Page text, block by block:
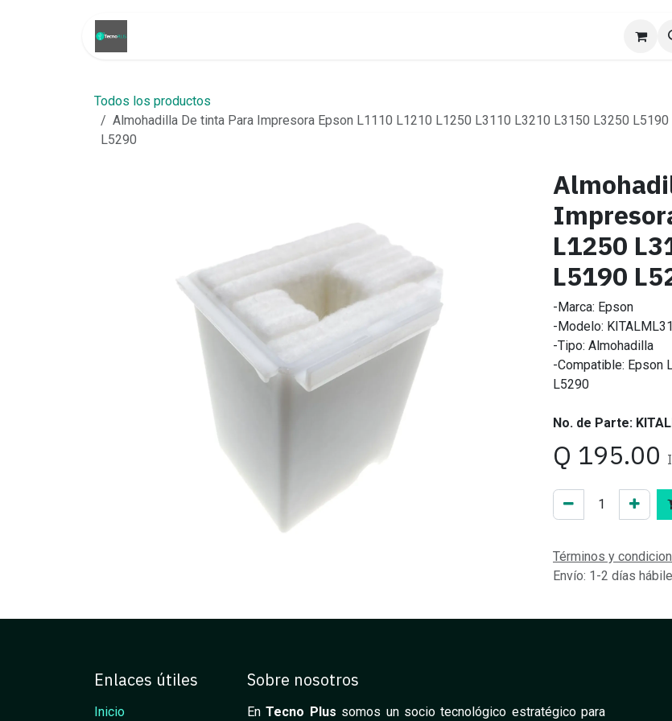
Todos los productos
Almohadilla De tinta Para Impresora Epson L1110 L1210 L1250 L3110 L3210 L3150 L3250 L5190
L5290
L1250
L5190
-Marca: Epson
-Modelo:
-Tipo: Almohadilla
-Compatible: Epson
L5290
No. de Parte:
Q 195.00
Términos y
Envío: 1-2 días
Enlaces útiles
Inicio
Sobre nosotros
EnTecno Plus somos un socio tecnológico estratégico para